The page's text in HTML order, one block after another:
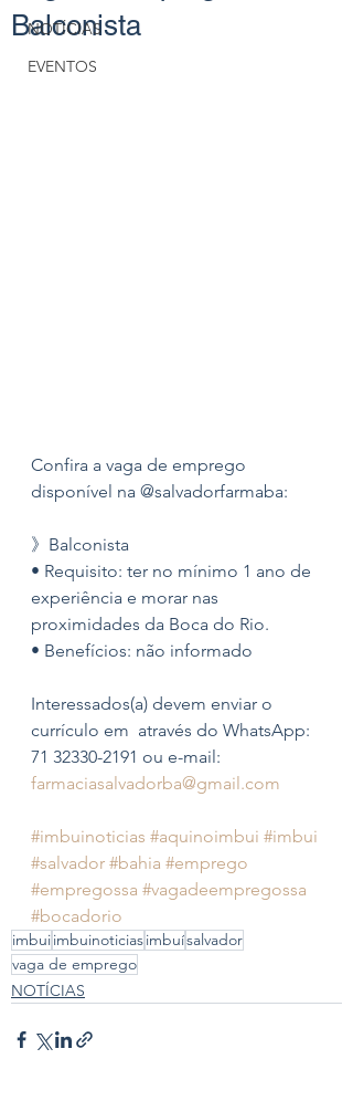
NOTÍCIAS
EVENTOS
Balconista
Confira a vaga de emprego
disponível na @salvadorfarmaba:
》Balconista
• Requisito: ter no mínimo 1 ano de
experiência e morar nas
proximidades da Boca do Rio.
• Benefícios: não informado
Interessados(a) devem enviar o
currículo em  através do WhatsApp:
71 32330-2191 ou e-mail:
farmaciasalvadorba@gmail.com
#imbuinoticias #aquinoimbui #imbui
#salvador #bahia #emprego
#empregossa #vagadeempregossa
#bocadorio
imbuiimbuinoticiasimbuísalvador
vaga de emprego
NOTÍCIAS